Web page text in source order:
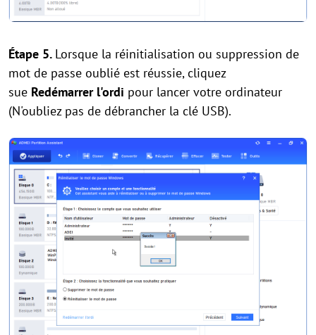
Étape 5. Lorsque la réinitialisation ou suppression de
mot de passe oublié est réussie, cliquez
sue Redémarrer l'ordi pour lancer votre ordinateur
(N'oubliez pas de débrancher la clé USB).